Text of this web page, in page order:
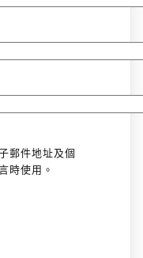
郵件地址及個
時使用。